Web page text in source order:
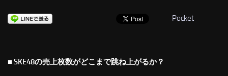
Pocket
■ SKE48の売上枚数がどこまで跳ね上がるか？